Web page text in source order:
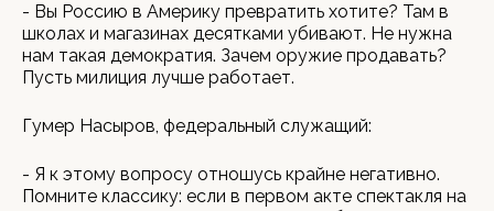
- Вы Россию в Америку превратить хотите? Там в
школах и магазинах десятками убивают. Не нужна
нам такая демократия. Зачем оружие продавать?
Пусть милиция лучше работает.
Гумер Насыров, федеральный служащий:
- Я к этому вопросу отношусь крайне негативно.
Помните классику: если в первом акте спектакля на